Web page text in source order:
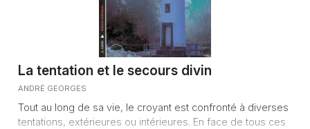
La tentation et le secours divin
ANDRÉ GEORGES
Tout au long de sa vie, le croyant est confronté à diverses
tentations, extérieures ou intérieures. En face de tous ces